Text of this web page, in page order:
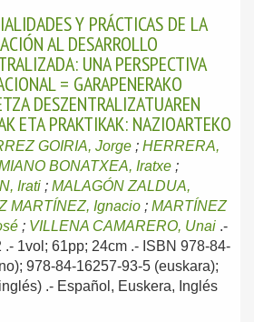
Y PRÁCTICAS DE LA
AL DESARROLLO
UNA PERSPECTIVA
= GARAPENERAKO
DESZENTRALIZATUAREN
ETA PRAKTIKAK: NAZIOARTEKO
GOIRIA, Jorge ; HERRERA,
BONATXEA, Iratxe ;
Irati ; MALAGÓN ZALDUA,
MARTÍNEZ, Ignacio ; MARTÍNEZ
; VILLENA CAMARERO, Unai .-
.- 1vol; 61pp; 24cm .- ISBN 978-84-
978-84-16257-93-5 (euskara);
.- Español, Euskera, Inglés